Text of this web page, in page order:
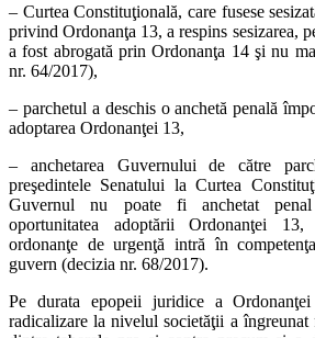
– Curtea Constituţională, care fusese
privind Ordonanţa 13, a respins sesizarea,
a fost abrogată prin Ordonanţa 14 şi nu
nr. 64/2017),
– parchetul a deschis o anchetă penală
adoptarea Ordonanţei 13,
– anchetarea Guvernului de către
preşedintele Senatului la Curtea
Guvernul nu poate fi anchetat
oportunitatea adoptării Ordonanţei
ordonanţe de urgenţă intră în
guvern (decizia nr. 68/2017).
Pe durata epopeii juridice a
radicalizare la nivelul societăţii a îngreunat